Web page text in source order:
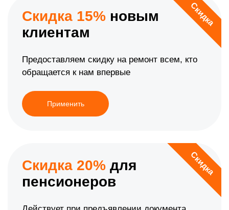
Скидка
Скидка 15% новым
клиентам
Предоставляем скидку на ремонт всем, кто
обращается к нам впервые
Применить
Скидка
Скидка 20% для
пенсионеров